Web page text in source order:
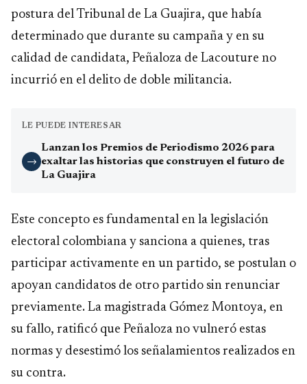
postura del Tribunal de La Guajira, que había
determinado que durante su campaña y en su
calidad de candidata, Peñaloza de Lacouture no
incurrió en el delito de doble militancia.
LE PUEDE INTERESAR
→
Lanzan los Premios de Periodismo 2026 para
exaltar las historias que construyen el futuro de
La Guajira
Este concepto es fundamental en la legislación
electoral colombiana y sanciona a quienes, tras
participar activamente en un partido, se postulan o
apoyan candidatos de otro partido sin renunciar
previamente. La magistrada Gómez Montoya, en
su fallo, ratificó que Peñaloza no vulneró estas
normas y desestimó los señalamientos realizados en
su contra.